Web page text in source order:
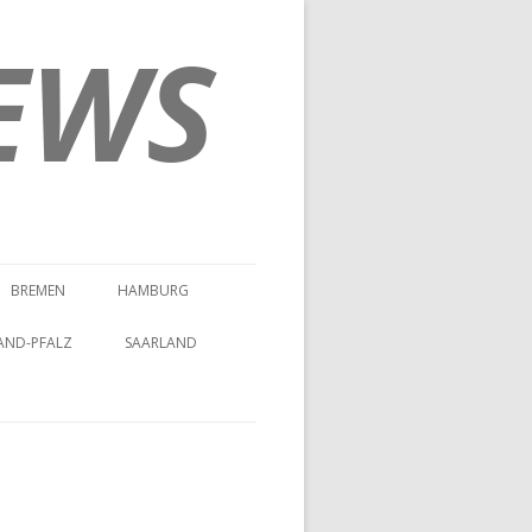
BREMEN HAMBURG
PFALZ SAARLAND